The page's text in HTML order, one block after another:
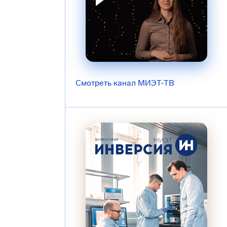
Смотреть канал МИЭТ-ТВ